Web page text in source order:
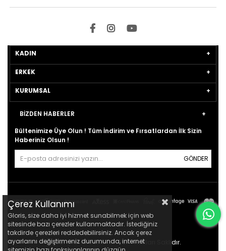
KADIN
ERKEK
KURUMSAL
BİZDEN HABERLER
Bültenimize Üye Olun ! Tüm İndirim ve Fırsatlardan İlk Sizin
Haberiniz Olsun !
GÖNDER
© 2021gloris.com.tr- Tüm Hakları Saklıdır.
Çerez Kullanımı
Gloris, size daha iyi hizmet sunabilmek için web
sitesinde bazı çerezler kullanmaktadır. İstediğiniz
takdirde çerezleri reddedebilirsiniz. Ancak çerez
ayarlarını değiştirmeniz durumunda, internet